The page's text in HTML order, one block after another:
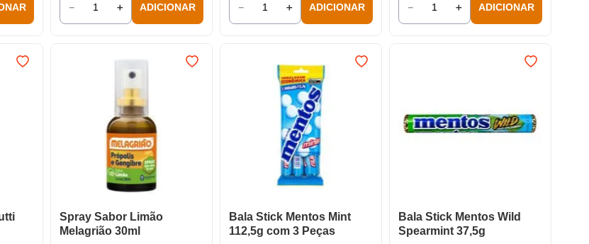
＋
－ ADICIONAR ＋
－ ADICIONAR ＋
－ ADICIONAR
Spray Sabor Limão
Melagrião 30ml
Bala Stick Mentos Mint
112,5g com 3 Peças
Bala Stick Mentos Wild
Spearmint 37,5g